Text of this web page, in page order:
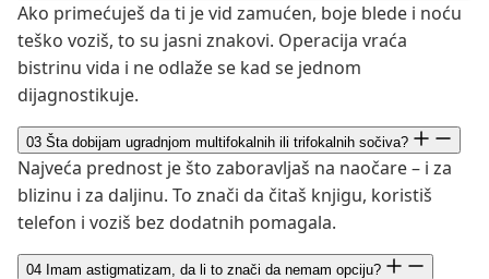
Ako primećuješ da ti je vid zamućen, boje blede i noću
teško voziš, to su jasni znakovi. Operacija vraća
bistrinu vida i ne odlaže se kad se jednom
dijagnostikuje.
03 Šta dobijam ugradnjom multifokalnih ili trifokalnih sočiva?
Najveća prednost je što zaboravljaš na naočare – i za
blizinu i za daljinu. To znači da čitaš knjigu, koristiš
telefon i voziš bez dodatnih pomagala.
04 Imam astigmatizam, da li to znači da nemam opciju?